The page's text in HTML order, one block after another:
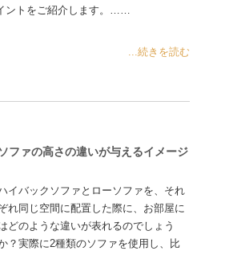
ントをご紹介します。……
...続きを読む
ソファの高さの違いが与えるイメージ
イバックソファとローソファを、それ
れ同じ空間に配置した際に、お部屋に
どのような違いが表れるのでしょう
？実際に2種類のソファを使用し、比